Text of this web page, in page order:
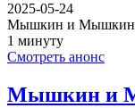
2025-05-24
Мышкин и
1 минуту
Смотреть анонс
Мышкин и